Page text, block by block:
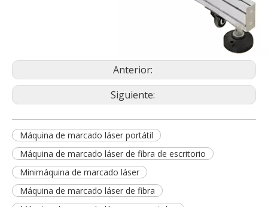
Anterior:
Siguiente:
Máquina de marcado láser portátil
Máquina de marcado láser de fibra de escritorio
Minimáquina de marcado láser
Máquina de marcado láser de fibra